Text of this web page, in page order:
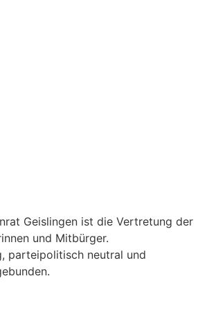
Geislingen ist die Vertretung der
und Mitbürger.
parteipolitisch neutral und